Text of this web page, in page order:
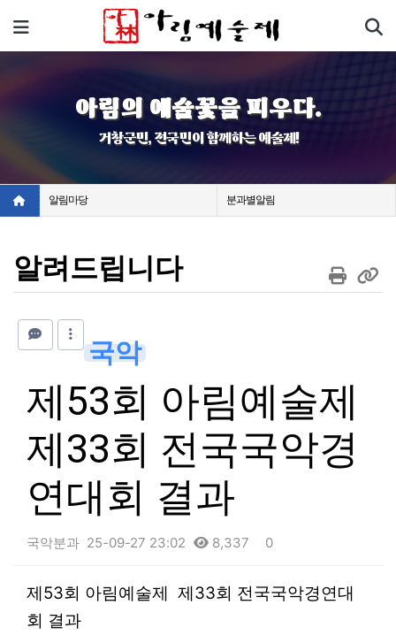
메뉴
아림의 예술꽃을 피우다.
거창군민, 전국민이 함께하는 예술제!
알림마당 분과별알림
알려드립니다
국악
제53회 아림예술제
제33회 전국국악경
연대회 결과
국악분과 25-09-27 23:02 8,337 0
본문
제53회 아림예술제 제33회 전국국악경연대
회 결과